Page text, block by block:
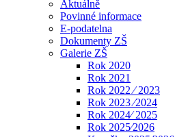
Aktuálně
Povinné informace
E-podatelna
Dokumenty ZŠ
Galerie ZŠ
Rok 2020
Rok 2021
Rok 2022 ⁄ 2023
Rok 2023 ⁄2024
Rok 2024⁄ 2025
Rok 2025⁄2026